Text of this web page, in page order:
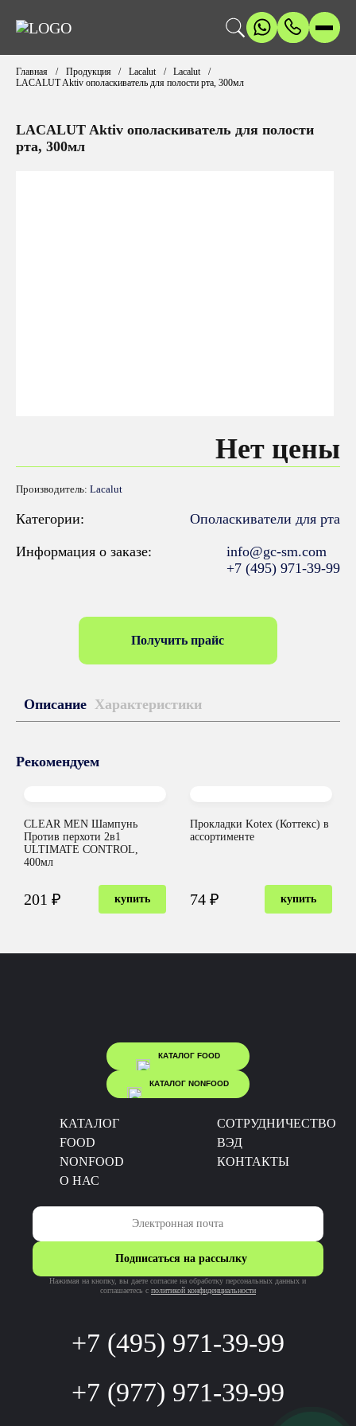
Главная Продукция Lacalut
Lacalut
LACALUT Aktiv ополаскиватель для полости рта, 300мл
LACALUT Aktiv ополаскиватель для полости
рта, 300мл
Нет цены
Производитель:Lacalut
Категории: Ополаскиватели для рта
Информация о заказе:
info@gc-sm.com
+7 (495) 971-39-99
Получить прайс
Описание Характеристики
Рекомендуем
CLEAR MEN Шампунь
Против перхоти 2в1
ULTIMATE CONTROL,
400мл
201 ₽ купить
Прокладки Kotex (Коттекс) в
ассортименте
74 ₽ купить
КАТАЛОГ FOOD
КАТАЛОГ NONFOOD
КАТАЛОГ
CОТРУДНИЧЕСТВО
FOOD
ВЭД
NONFOOD
КОНТАКТЫ
О НАС
+7 (495) 971-39-99
+7 (977) 971-39-99
Подписаться на рассылку
Нажимая на кнопку, вы даете согласие на обработку персональных данных и
соглашаетесь c политикой конфиденциальности